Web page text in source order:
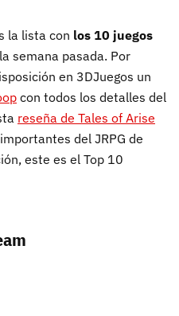
la lista con los 10 juegos
semana pasada. Por
en 3DJuegos un
con todos los detalles del
reseña de Tales of Arise
del JRPG de
este es el Top 10